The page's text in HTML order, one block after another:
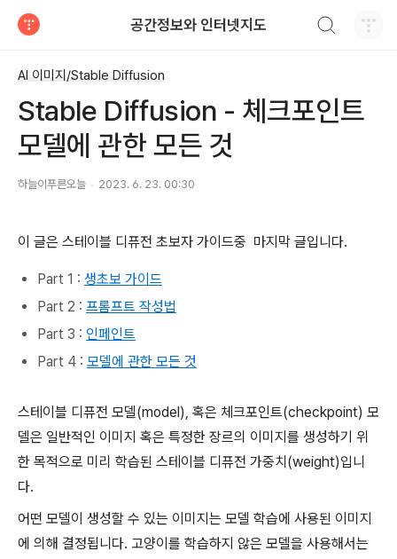
공간정보와 인터넷지도
AI 이미지/Stable Diffusion
Stable Diffusion - 체크포인트
모델에 관한 모든 것
하늘이푸른오늘 2023. 6. 23. 00:30
이 글은 스테이블 디퓨전 초보자 가이드중 마지막 글입니다.
Part 1 : 생초보 가이드
Part 2 : 프롬프트 작성법
Part 3 : 인페인트
Part 4 : 모델에 관한 모든 것
스테이블 디퓨전 모델(model), 혹은 체크포인트(checkpoint) 모
델은 일반적인 이미지 혹은 특정한 장르의 이미지를 생성하기 위
한 목적으로 미리 학습된 스테이블 디퓨전 가중치(weight)입니
다.
어떤 모델이 생성할 수 있는 이미지는 모델 학습에 사용된 이미지
에 의해 결정됩니다. 고양이를 학습하지 않은 모델을 사용해서는